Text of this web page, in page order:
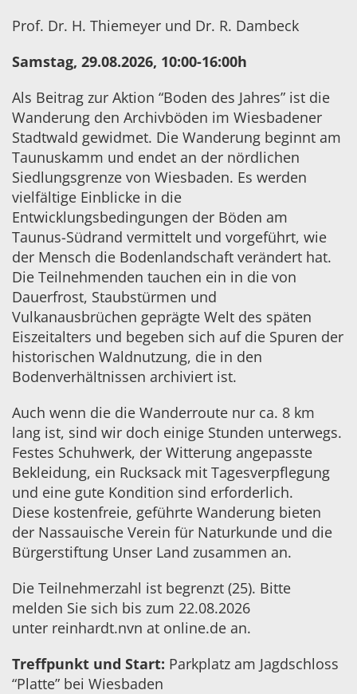
Prof. Dr. H. Thiemeyer und Dr. R. Dambeck
Samstag, 29.08.2026, 10:00-16:00h
Als Beitrag zur Aktion “Boden des Jahres” ist die
Wanderung den Archivböden im Wiesbadener
Stadtwald gewidmet. Die Wanderung beginnt am
Taunuskamm und endet an der nördlichen
Siedlungsgrenze von Wiesbaden. Es werden
vielfältige Einblicke in die
Entwicklungsbedingungen der Böden am
Taunus-Südrand vermittelt und vorgeführt, wie
der Mensch die Bodenlandschaft verändert hat.
Die Teilnehmenden tauchen ein in die von
Dauerfrost, Staubstürmen und
Vulkanausbrüchen geprägte Welt des späten
Eiszeitalters und begeben sich auf die Spuren der
historischen Waldnutzung, die in den
Bodenverhältnissen archiviert ist.
Auch wenn die die Wanderroute nur ca. 8 km
lang ist, sind wir doch einige Stunden unterwegs.
Festes Schuhwerk, der Witterung angepasste
Bekleidung, ein Rucksack mit Tagesverpflegung
und eine gute Kondition sind erforderlich.
Diese kostenfreie, geführte Wanderung bieten
der Nassauische Verein für Naturkunde und die
Bürgerstiftung Unser Land zusammen an.
Die Teilnehmerzahl ist begrenzt (25). Bitte
melden Sie sich bis zum 22.08.2026
unter reinhardt.nvn at online.de an.
Treffpunkt und Start: Parkplatz am Jagdschloss
“Platte” bei Wiesbaden